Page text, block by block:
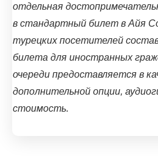
отдельная
в стандартный билет в Айя
турецких посетителей
билета для иностранных
очереди предоставляется в
дополнительной опции,
стоимость.